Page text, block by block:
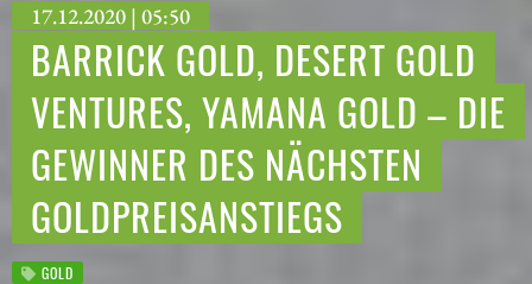
17.12.2020 | 05:50
BARRICK GOLD, DESERT GOLD
VENTURES, YAMANA GOLD – DIE
GEWINNER DES NÄCHSTEN
GOLDPREISANSTIEGS
GOLD